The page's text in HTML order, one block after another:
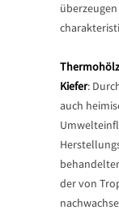
Kiefer:
auch
der von